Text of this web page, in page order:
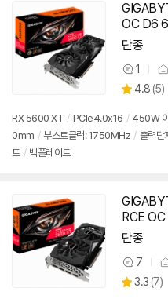
OC D6
단종
상
품
견
1
별
점
4.8 (상
리
뷰
5)
상
RX 5600 XT / PCIe4.0x16 / 450W
0mm / 부스트클럭: 1750MHz / 출력단
트 / 백플레이트
RCE
단종
상
품
7
별
3.3 (상
7)